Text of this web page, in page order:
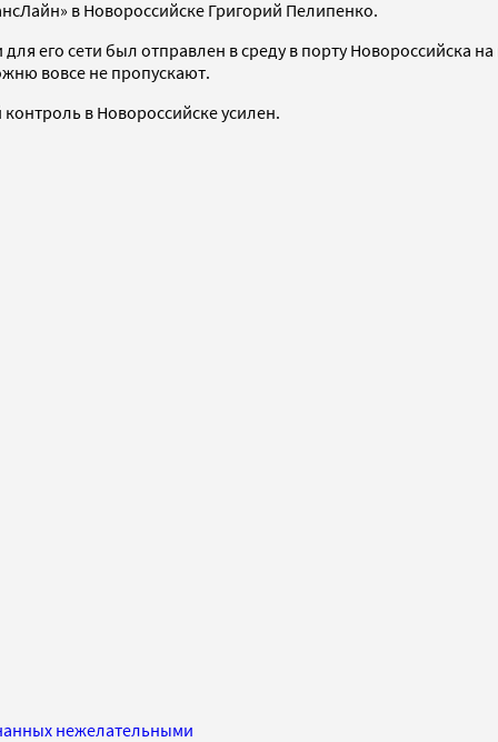
в Новороссийске Григорий Пелипенко.
его сети был отправлен в среду в порту Новороссийска
вовсе не пропускают.
в Новороссийске усилен.
нежелательными